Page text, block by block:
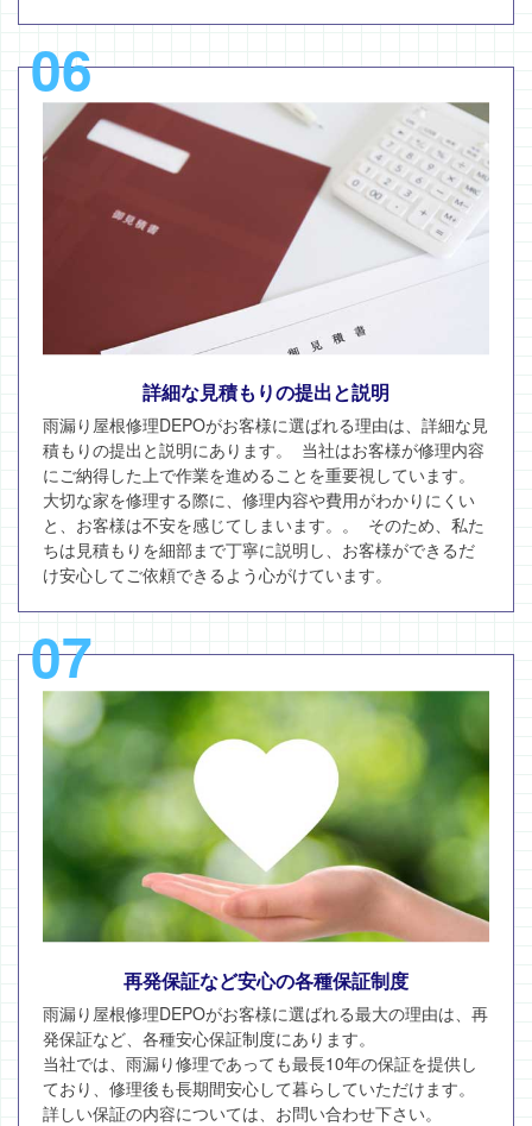
06
詳細な見積もりの提出と説明
雨漏り屋根修理DEPOがお客様に選ばれる理由は、詳細な見
積もりの提出と説明にあります。 当社はお客様が修理内容
にご納得した上で作業を進めることを重要視しています。
大切な家を修理する際に、修理内容や費用がわかりにくい
と、お客様は不安を感じてしまいます。。 そのため、私た
ちは見積もりを細部まで丁寧に説明し、お客様ができるだ
け安心してご依頼できるよう心がけています。
07
再発保証など安心の各種保証制度
雨漏り屋根修理DEPOがお客様に選ばれる最大の理由は、再
発保証など、各種安心保証制度にあります。
当社では、雨漏り修理であっても最長10年の保証を提供し
ており、修理後も長期間安心して暮らしていただけます。
詳しい保証の内容については、お問い合わせ下さい。